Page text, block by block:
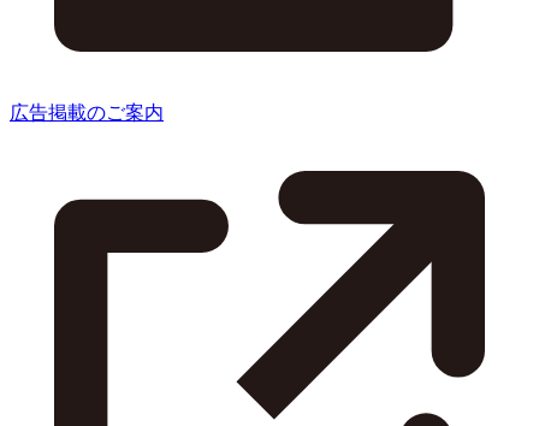
広告掲載のご案内